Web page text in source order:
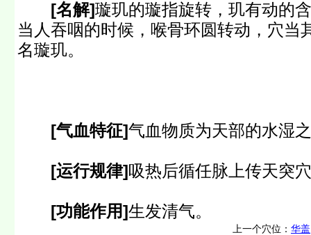
[名解]璇玑的璇指旋转，玑有动的
当人吞咽的时候，喉骨环圆转动，穴当
名璇玑。
[气血特征]气血物质为天部的水湿
[运行规律]吸热后循任脉上传天突
[功能作用]生发清气。
上一个穴位： 华盖